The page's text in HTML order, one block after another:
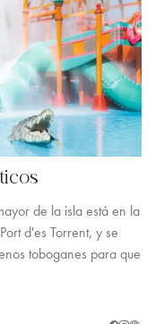
de la isla está en la
d'es Torrent, y se
toboganes para que